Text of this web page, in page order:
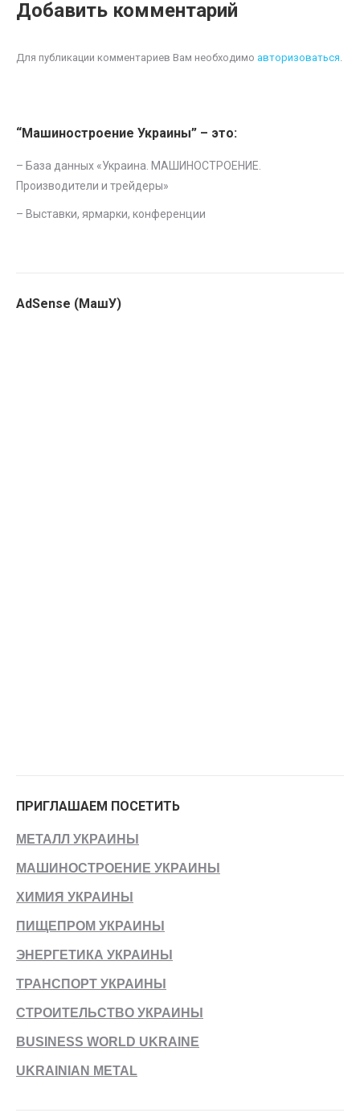
Добавить комментарий
Для публикации комментариев Вам необходимо авторизоваться.
“Машиностроение Украины” – это:
– База данных «Украина. МАШИНОСТРОЕНИЕ.
Производители и трейдеры»
– Выставки, ярмарки, конференции
AdSense (МашУ)
ПРИГЛАШАЕМ ПОСЕТИТЬ
МЕТАЛЛ УКРАИНЫ
МАШИНОСТРОЕНИЕ УКРАИНЫ
ХИМИЯ УКРАИНЫ
ПИЩЕПРОМ УКРАИНЫ
ЭНЕРГЕТИКА УКРАИНЫ
ТРАНСПОРТ УКРАИНЫ
СТРОИТЕЛЬСТВО УКРАИНЫ
BUSINESS WORLD UKRAINE
UKRAINIAN METAL